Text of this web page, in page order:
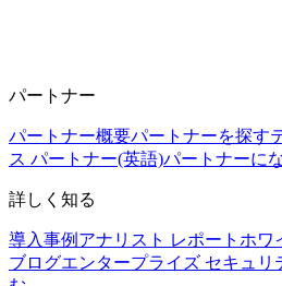
パートナー
パートナー概要パートナーを探す
ス パートナー(英語)パートナーに
詳しく知る
導入事例 アナリスト レポート ホワ
ブログエンタープライズ セキュリ